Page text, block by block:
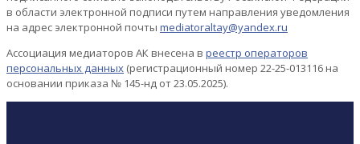
в области электронной подписи путем направления уведомления
на адрес электронной почты mediatoraltay@yandex.ru
Ассоциация медиаторов АК внесена в реестр операторов
персональных данных (регистрационный номер 22-25-013116 на
основании приказа № 145-нд от 23.05.2025).